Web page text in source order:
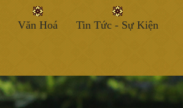
Văn Hoá Tin Tức - Sự Kiện